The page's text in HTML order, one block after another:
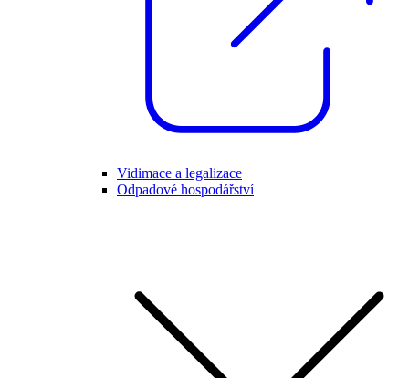
Vidimace a legalizace
Odpadové hospodářství